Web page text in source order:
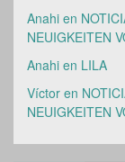
Anahi en
NEUIGKEITEN
Anahi en LILA
Víctor en
NEUIGKEITEN